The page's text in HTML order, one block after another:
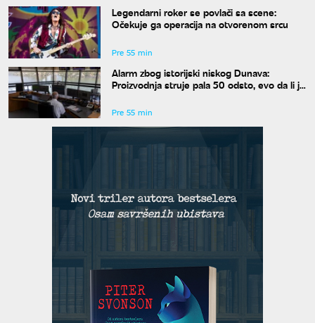
Legendarni roker se povlači sa scene:
Očekuje ga operacija na otvorenom srcu
Pre 55 min
Alarm zbog istorijski niskog Dunava:
Proizvodnja struje pala 50 odsto, evo da li je
Pre 55 min